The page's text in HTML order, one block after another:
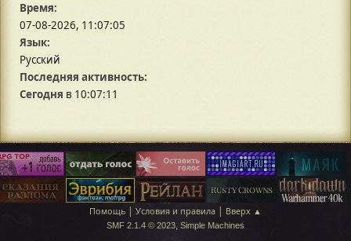
Время:
07-08-2026, 11:07:05
Язык:
Русский
Последняя активность:
Сегодня в 10:07:11
Помощь | Условия и правила | Вверх ▲
SMF 2.1.4 © 2023, Simple Machines